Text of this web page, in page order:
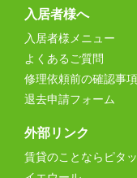
入居者様へ
入居者様メニュー
よくあるご質問
修理依頼前の確認事項
退去申請フォーム
外部リンク
賃貸のことならピタ